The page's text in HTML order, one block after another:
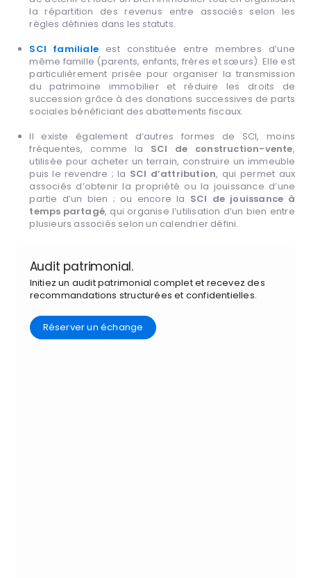
la répartition des revenus entre associés selon les
règles définies dans les statuts.
SCI familialeest constituée entre membres d’une
même famille (parents, enfants, frères et sœurs). Elle est
particulièrement prisée pour organiser la transmission
du patrimoine immobilier et réduire les droits de
succession grâce à des donations successives de parts
sociales bénéficiant des abattements fiscaux.
Il existe également d’autres formes de SCI, moins
fréquentes, comme la SCI de construction-vente,
utilisée pour acheter un terrain, construire un immeuble
puis le revendre ; la SCI d’attribution, qui permet aux
associés d’obtenir la propriété ou la jouissance d’une
partie d’un bien ; ou encore la SCI de jouissance à
temps partagé, qui organise l’utilisation d’un bien entre
plusieurs associés selon un calendrier défini.
Audit patrimonial.
Initiez un audit patrimonial complet et recevez des
recommandations structurées et confidentielles.
Réserver un échange